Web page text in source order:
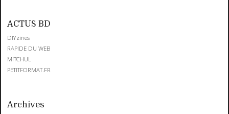
ACTUS BD
DIYzines
RAPIDE DU WEB
MITCHUL
PETITFORMAT.FR
Archives